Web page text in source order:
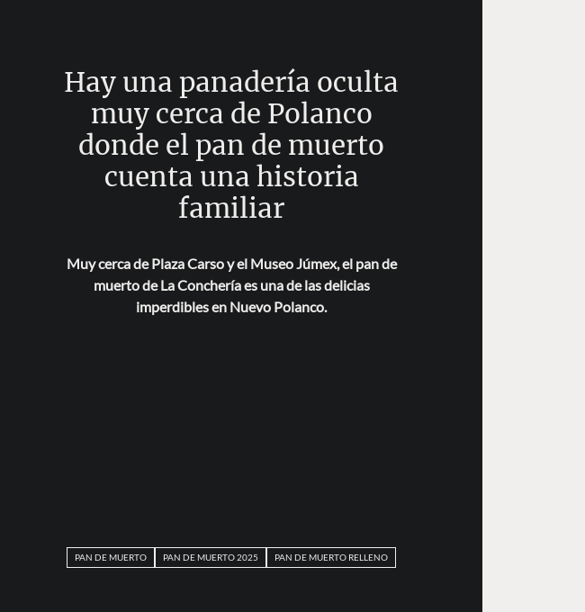
Hay una panadería oculta
muy cerca de Polanco
donde el pan de muerto
cuenta una historia
familiar
Muy cerca de Plaza Carso y el Museo Júmex, el pan de
muerto de La Conchería es una de las delicias
imperdibles en Nuevo Polanco.
PAN DE MUERTO PAN DE MUERTO 2025 PAN DE MUERTO RELLENO